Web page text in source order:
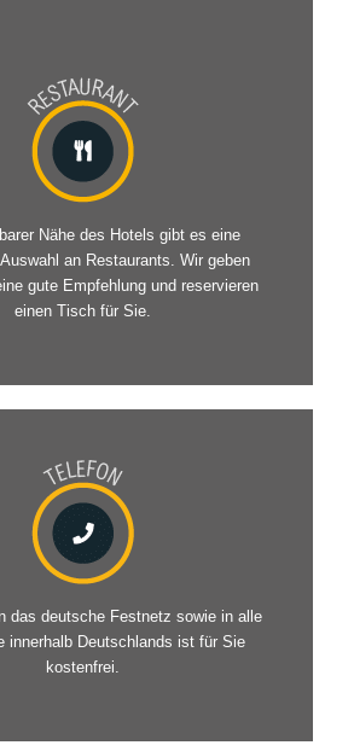
Nähe des Hotels gibt es eine
an Restaurants. Wir geben
gute Empfehlung und reservieren
einen Tisch für Sie.
das deutsche Festnetz sowie in alle
innerhalb Deutschlands ist für Sie
kostenfrei.